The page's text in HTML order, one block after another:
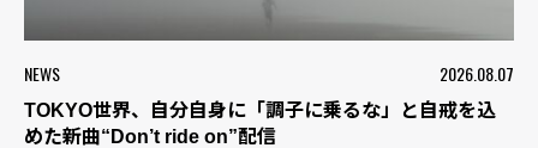
NEWS 2026.08.07
TOKYO世界、自分自身に「調子に乗るな」と自戒を込
めた新曲“Don’t ride on”配信